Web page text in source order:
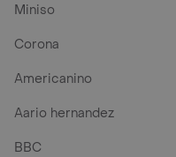
Miniso
Corona
Americanino
Aario hernandez
BBC